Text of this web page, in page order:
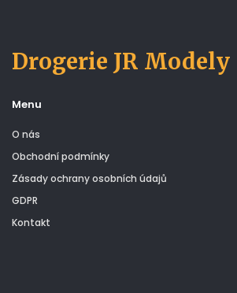
Drogerie JR Modely
Menu
O nás
Obchodní podmínky
Zásady ochrany osobních údajů
GDPR
Kontakt